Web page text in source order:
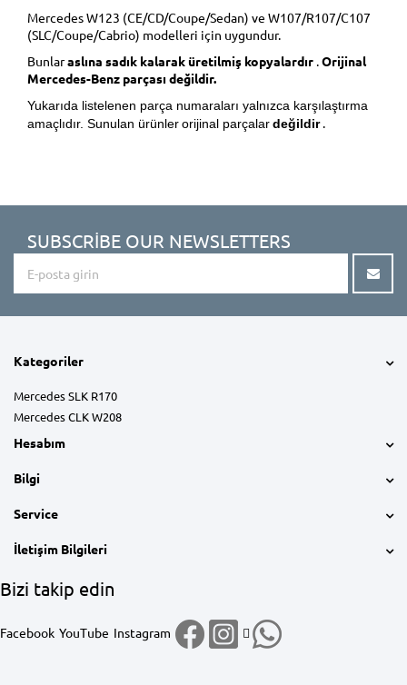
Mercedes W123 (CE/CD/Coupe/Sedan) ve W107/R107/C107
(SLC/Coupe/Cabrio) modelleri için uygundur.
Bunlaraslına sadık kalarak üretilmiş kopyalardır .Orijinal
Mercedes-Benz parçası değildir.
Yukarıda listelenen parça numaraları yalnızca karşılaştırma
amaçlıdır. Sunulan ürünlerorijinal parçalardeğildir.
SUBSCRIBE OUR NEWSLETTERS
Kategoriler
Mercedes SLK R170
Mercedes CLK W208
Hesabım
Bilgi
Service
İletişim Bilgileri
Bizi takip edin
Facebook YouTube Instagram